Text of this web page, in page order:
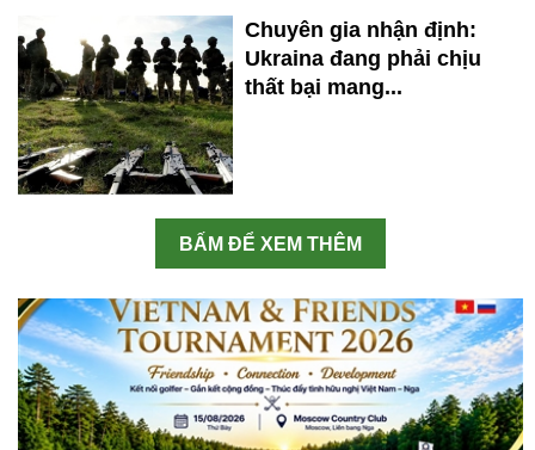
Chuyên gia nhận định:
Ukraina đang phải chịu
thất bại mang...
BẤM ĐỂ XEM THÊM